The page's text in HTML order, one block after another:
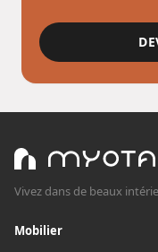
Vivez dans de beaux
Mobilier